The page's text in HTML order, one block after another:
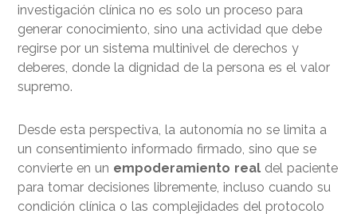
investigación clínica no es solo un proceso para
generar conocimiento, sino una actividad que debe
regirse por un sistema multinivel de derechos y
deberes, donde la dignidad de la persona es el valor
supremo.
Desde esta perspectiva, la autonomía no se limita a
un consentimiento informado firmado, sino que se
convierte en un empoderamiento real del paciente
para tomar decisiones libremente, incluso cuando su
condición clínica o las complejidades del protocolo